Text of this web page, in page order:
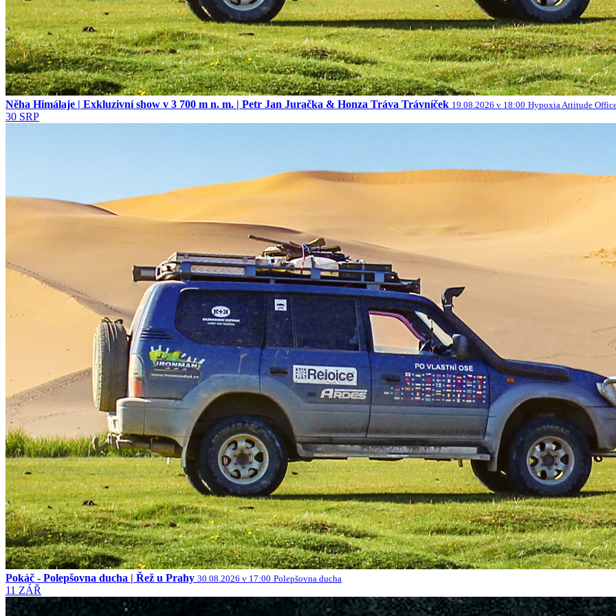
Něha Himálaje | Exkluzivní show v 3 700 m n. m. | Petr Jan Juračka & Honza Tráva Trávníček 19.08.2026 v 18:00 Hypoxia Attitude
30 SRP
Pokáč - Polepšovna ducha | Řež u Prahy 30.08.2026 v 17:00 Polepšovna ducha
11 ZÁŘ